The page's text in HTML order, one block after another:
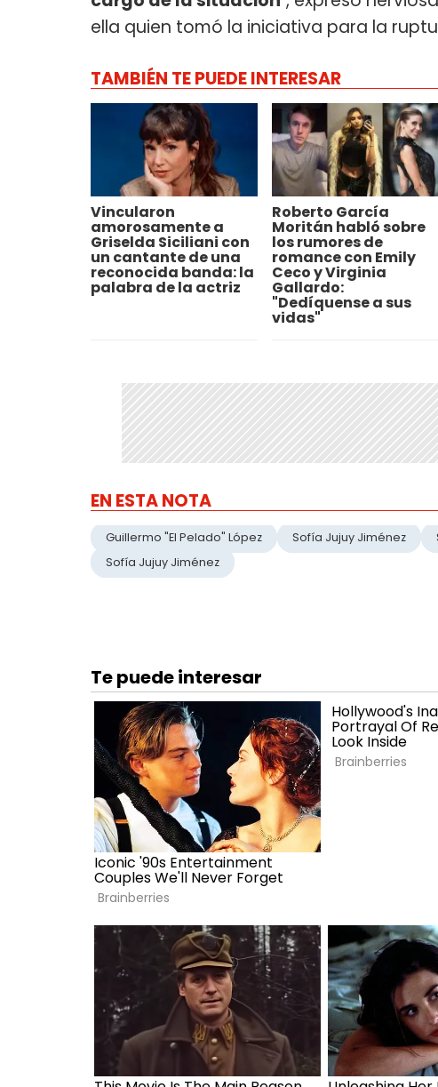
ella quien tomó la iniciativa para la
TAMBIÉN TE PUEDE INTERESAR
Vincularon
amorosamente a
Griselda Siciliani con
un cantante de una
reconocida banda: la
palabra de la actriz
Roberto García
Moritán habló sobre
los rumores de
romance con Emily
Ceco y Virginia
Gallardo:
"Dedíquense a sus
vidas"
EN ESTA NOTA
Guillermo "El Pelado" López Sofía Jujuy Jiménez
Sofía Jujuy Jiménez